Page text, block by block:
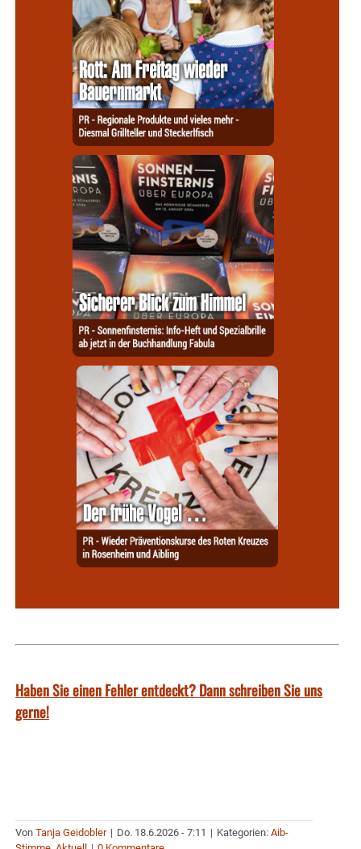
Haben Sie einen Fehler entdeckt? Dann schreiben Sie uns
gerne!
Von Tanja Geidobler | Do. 18.6.2026 - 7:11 | Kategorien: Aib-